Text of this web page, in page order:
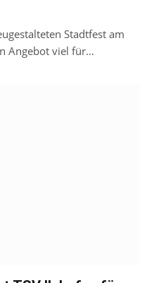
Stadtfest am
Angebot viel für…